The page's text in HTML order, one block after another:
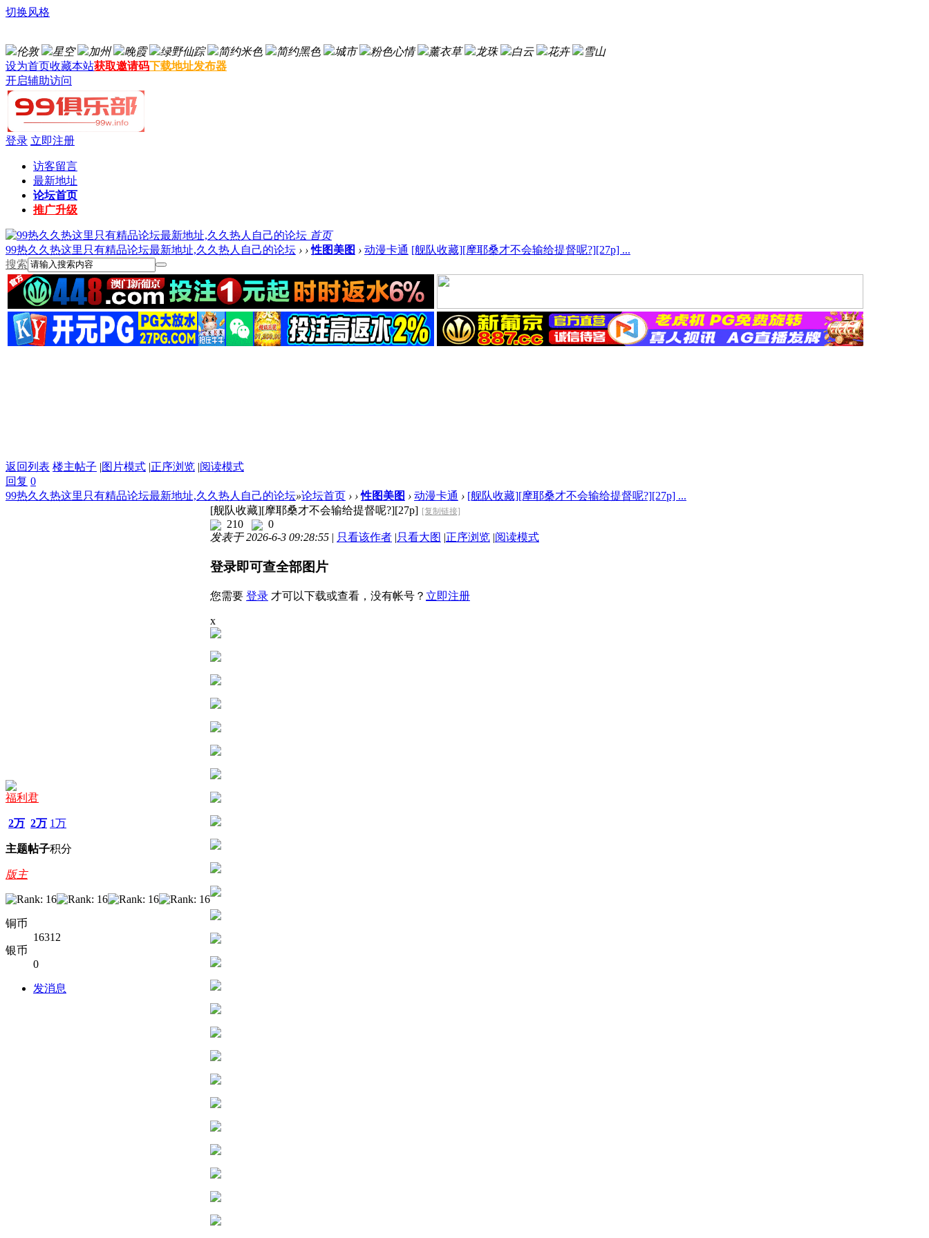
切换风格
伦敦 星空 加州 晚霞 绿野仙踪 简约米色 简约黑色 城市 粉色心情 薰衣草 龙珠 白云 花卉
雪山
设为首页收藏本站获取邀请码下载地址发布器
开启辅助访问
登录 立即注册
访客留言
最新地址
论坛首页
推广升级
首页
99热久久热这里只有精品论坛最新地址,久久热人自己的论坛 › › 性图美图 › 动漫卡通 [舰队收藏][摩耶桑才不会输给提督呢?][27p] ...
搜索
返回列表 楼主帖子 |图片模式 |正序浏览 |阅读模式
回复 0
99热久久热这里只有精品论坛最新地址,久久热人自己的论坛»论坛首页 › › 性图美图 › 动漫卡通 › [舰队收藏][摩耶桑才不会输给提督呢?][27p] ...
福利君
2万
主题
2万
帖子
1万
积分
版主
铜币
16312
银币
0
发消息
[舰队收藏][摩耶桑才不会输给提督呢?][27p] [复制链接]
210
0
发表于 2026-6-3 09:28:55 | 只看该作者 |只看大图 |正序浏览 |阅读模式
登录即可查全部图片
您需要 登录 才可以下载或查看，没有帐号？ 立即注册
x